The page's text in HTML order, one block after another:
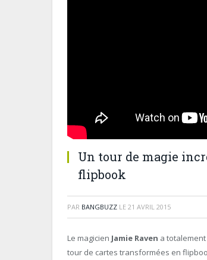
Un tour de magie
flipbook
PAR BANGBUZZ LE 21 AVRIL 2015
Le magicien Jamie Raven a
tour de cartes transformées en